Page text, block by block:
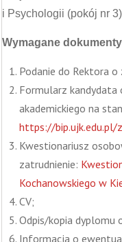
i Psychologii (pokój nr
Wymagane
Podanie do Rektora
Formularz kandydata
akademickiego na
https://bip.ujk.edu.pl/
Kwestionariusz
zatrudnienie:
Kochanowskiego w
CV;
Odpis/kopia dyplomu
Informacja o